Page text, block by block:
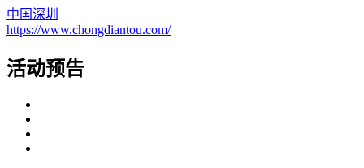
中国深圳
https://www.chongdiantou.com/
活动预告